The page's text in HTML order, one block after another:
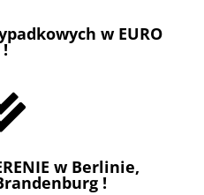
w EURO
!
w Berlinie,
!